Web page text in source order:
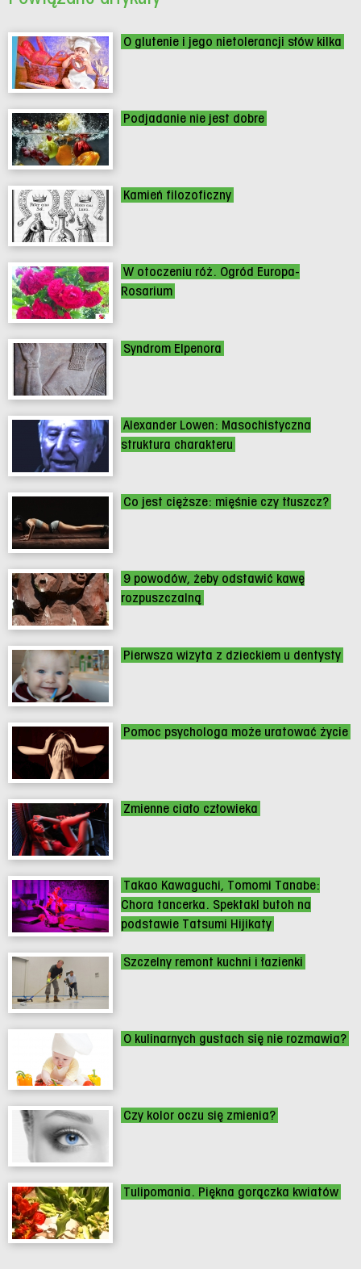
O glutenie i jego nietolerancji słów kilka
Podjadanie nie jest dobre
Kamień filozoficzny
W otoczeniu róż. Ogród Europa-
Rosarium
Syndrom Elpenora
Alexander Lowen: Masochistyczna
struktura charakteru
Co jest cięższe: mięśnie czy tłuszcz?
9 powodów, żeby odstawić kawę
rozpuszczalną
Pierwsza wizyta z dzieckiem u dentysty
Pomoc psychologa może uratować życie
Zmienne ciało człowieka
Takao Kawaguchi, Tomomi Tanabe:
Chora tancerka. Spektakl butoh na
podstawie Tatsumi Hijikaty
Szczelny remont kuchni i łazienki
O kulinarnych gustach się nie rozmawia?
Czy kolor oczu się zmienia?
Tulipomania. Piękna gorączka kwiatów